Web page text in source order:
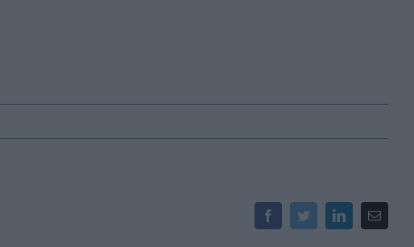
FacebookTwitterLinkedInEmail